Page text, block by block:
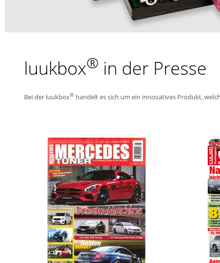
luukbox® in der Presse
Bei der luukbox® handelt es sich um ein innovatives Produkt,